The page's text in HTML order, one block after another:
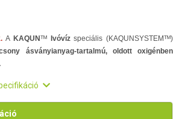
A KAQUNᵀᴹ Ivóvízspeciális (KAQUNSYSTEMᵀᴹ)
ásványianyag-tartalmú, oldott oxigénben